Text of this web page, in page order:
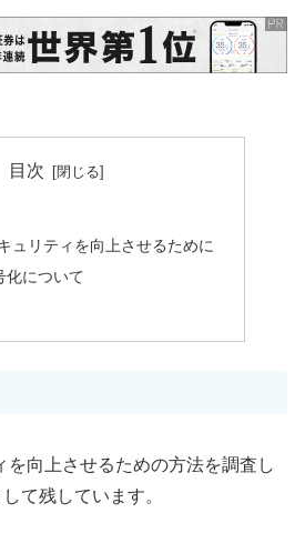
目次
ュリティを向上させるために
化について
を向上させるための方法を調査し
て残しています。